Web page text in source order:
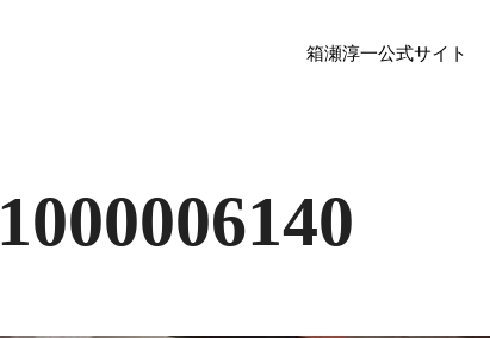
箱瀬淳一公式サイト
1000006140